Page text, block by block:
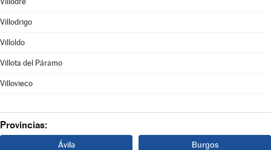
Villodrigo
Villoldo
Villota del Páramo
Villovieco
Provincias:
Ávila Burgos